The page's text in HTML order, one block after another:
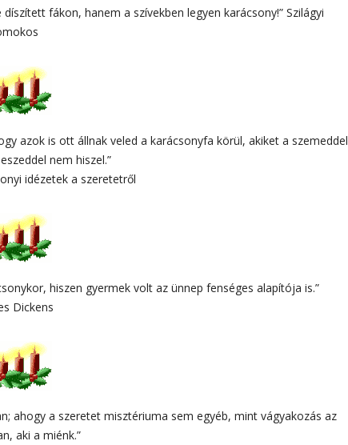
fákon, hanem a szívekben legyen karácsony!” Szilágyi
azok is ott állnak veled a karácsonyfa körül, akiket a szemeddel
nem hiszel.”
idézetek a szeretetről
hiszen gyermek volt az ünnep fenséges alapítója is.”
Dickens
ahogy a szeretet misztériuma sem egyéb, mint vágyakozás az
aki a miénk.”